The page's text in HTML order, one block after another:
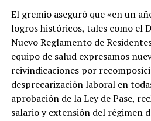
El gremio aseguró que «en un
logros históricos, tales como el
Nuevo Reglamento de
equipo de salud expresamos
reivindicaciones por
desprecarización laboral en
aprobación de la Ley de Pase,
salario y extensión del régimen